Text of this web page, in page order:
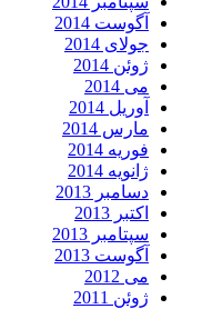
آگوست 2014
جولای 2014
ژوئن 2014
می 2014
آوریل 2014
مارس 2014
فوریه 2014
ژانویه 2014
دسامبر 2013
اکتبر 2013
سپتامبر 2013
آگوست 2013
می 2012
ژوئن 2011